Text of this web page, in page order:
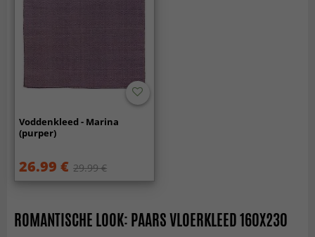
Voddenkleed - Marina
(purper)
26.99 € 29.99 €
ROMANTISCHE LOOK: PAARS VLOERKLEED 160X230